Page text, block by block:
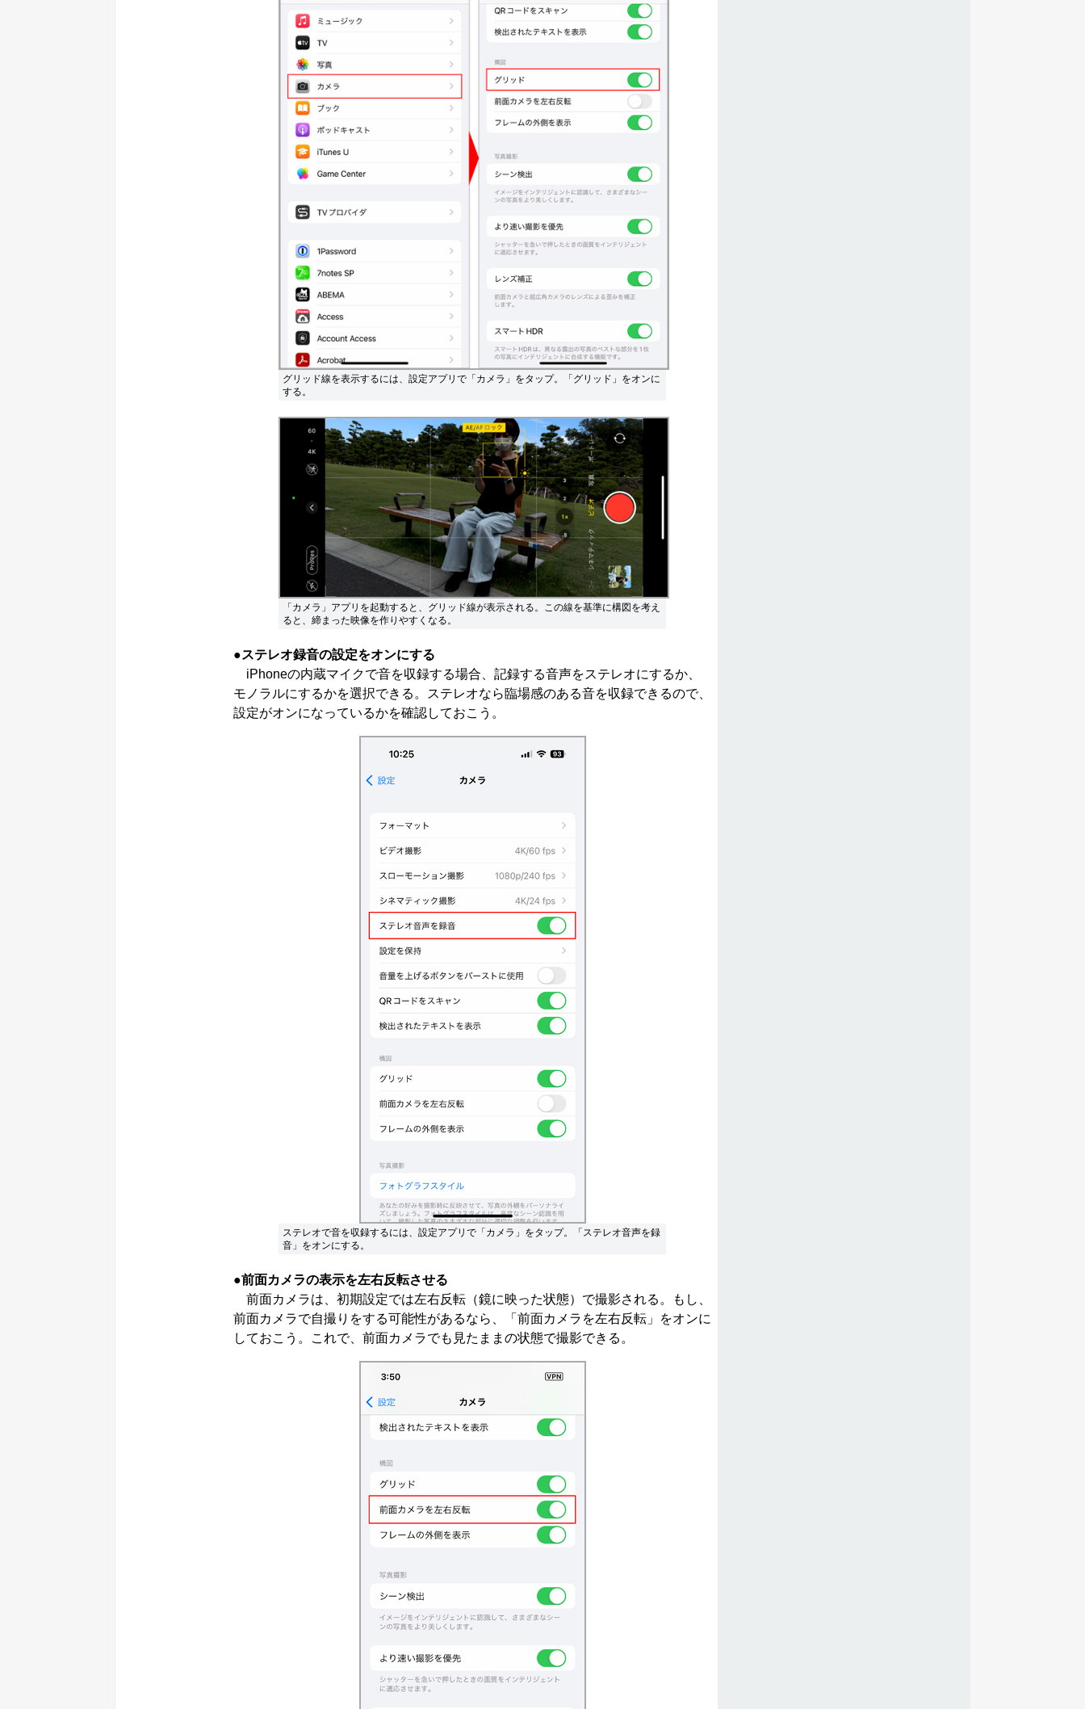
グリッド線を表示するには、設定アプリで「カメラ」をタップ。「グリッド」をオンに
する。
「カメラ」アプリを起動すると、グリッド線が表示される。この線を基準に構図を考え
ると、締まった映像を作りやすくなる。
●ステレオ録音の設定をオンにする
iPhoneの内蔵マイクで音を収録する場合、記録する音声をステレオにするか、
モノラルにするかを選択できる。ステレオなら臨場感のある音を収録できるので、
設定がオンになっているかを確認しておこう。
ステレオで音を収録するには、設定アプリで「カメラ」をタップ。「ステレオ音声を録
音」をオンにする。
●前面カメラの表示を左右反転させる
前面カメラは、初期設定では左右反転（鏡に映った状態）で撮影される。もし、
前面カメラで自撮りをする可能性があるなら、「前面カメラを左右反転」をオンに
しておこう。これで、前面カメラでも見たままの状態で撮影できる。